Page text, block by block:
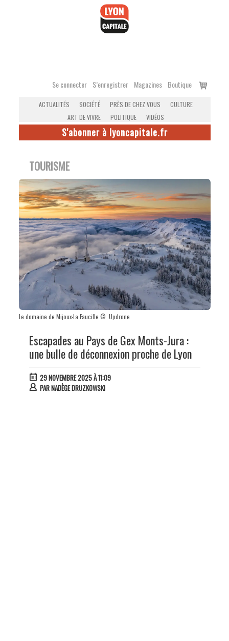
Se connecter S’enregistrer Magazines Boutique
Voir
ACTUALITÉS SOCIÉTÉ PRÈS DE CHEZ VOUS
CULTURE
ART DE VIVRE
POLITIQUE VIDÉOS
S'abonner à lyoncapitale.fr
TOURISME
Le domaine de Mijoux-La Faucille © Updrone
Escapades au Pays de Gex Monts-Jura :
une bulle de déconnexion proche de Lyon
29 NOVEMBRE 2025 À 11:09
PARNADÈGE DRUZKOWSKI